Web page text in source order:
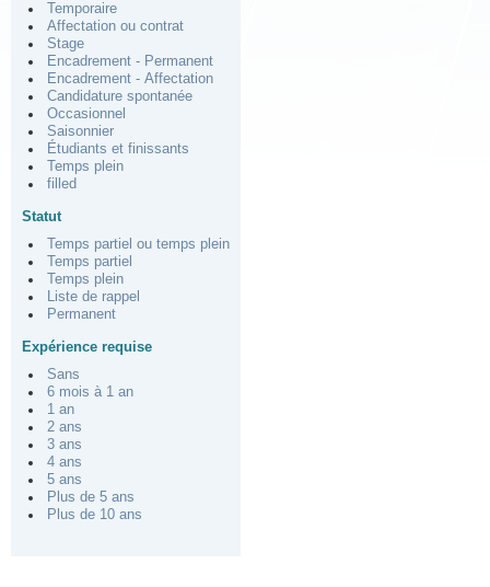
Temporaire
Affectation ou contrat
Stage
Encadrement - Permanent
Encadrement - Affectation
Candidature spontanée
Occasionnel
Saisonnier
Étudiants et finissants
Temps plein
filled
Statut
Temps partiel ou temps plein
Temps partiel
Temps plein
Liste de rappel
Permanent
Expérience requise
Sans
6 mois à 1 an
1 an
2 ans
3 ans
4 ans
5 ans
Plus de 5 ans
Plus de 10 ans